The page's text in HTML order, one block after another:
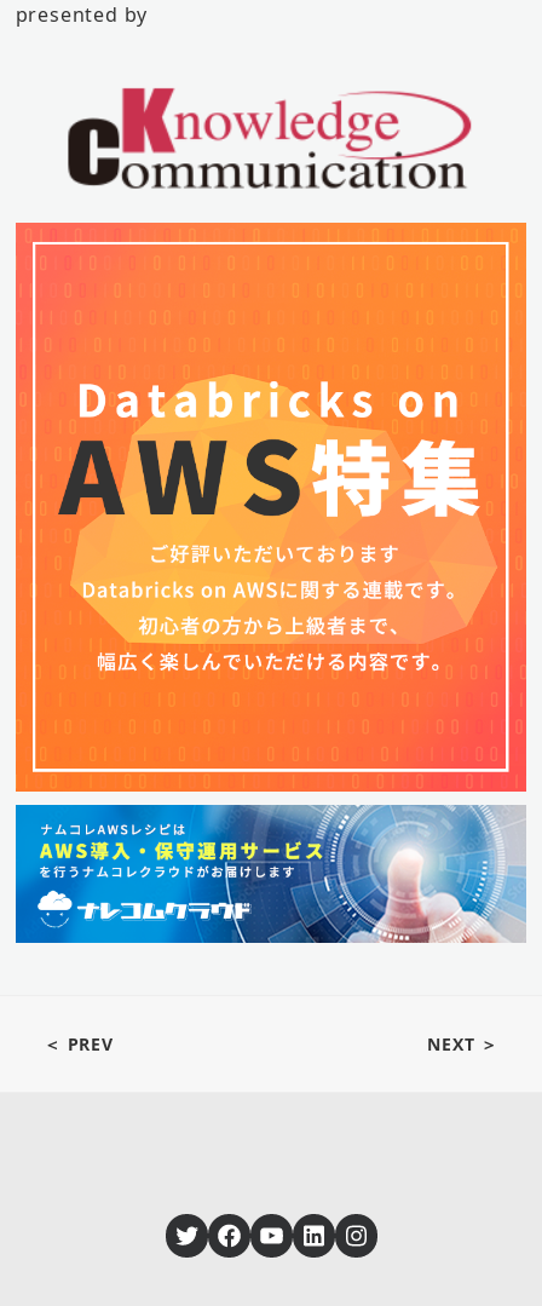
presented by
＜ PREV NEXT ＞
Twitter Facebook YouTube LinkedIn Instagram